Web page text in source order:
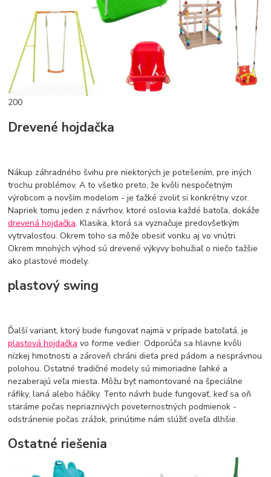
200
Drevené hojdačka
Nákup záhradného švihu pre niektorých je potešením, pre iných
trochu problémov. A to všetko preto, že kvôli nespočetným
výrobcom a novším modelom - je ťažké zvoliť si konkrétny vzor.
Napriek tomu jeden z návrhov, ktoré oslovia každé batoľa, dokáže
drevená hojdačka. Klasika, ktorá sa vyznačuje predovšetkým
vytrvalosťou. Okrem toho sa môže obesiť vonku aj vo vnútri.
Okrem mnohých výhod sú drevené výkyvy bohužiaľ o niečo ťažšie
ako plastové modely.
plastový swing
Ďalší variant, ktorý bude fungovať najmä v prípade batoľatá, je
plastová hojdačka vo forme vedier. Odporúča sa hlavne kvôli
nízkej hmotnosti a zároveň chráni dieťa pred pádom a nesprávnou
polohou. Ostatné tradičné modely sú mimoriadne ľahké a
nezaberajú veľa miesta. Môžu byť namontované na špeciálne
ráfiky, laná alebo háčiky. Tento návrh bude fungovať, keď sa oň
staráme počas nepriaznivých poveternostných podmienok -
odstránenie počas zrážok, prinútime nám slúžiť oveľa dlhšie.
Ostatné riešenia